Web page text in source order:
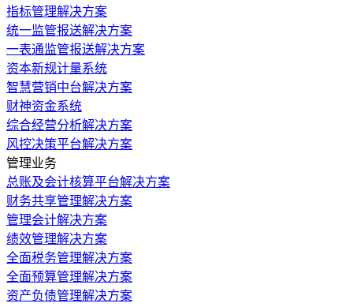
指标管理解决方案
统一监管报送解决方案
一表通监管报送解决方案
资本新规计量系统
智慧营销中台解决方案
财神资金系统
综合经营分析解决方案
风控决策平台解决方案
管理业务
总账及会计核算平台解决方案
财务共享管理解决方案
管理会计解决方案
绩效管理解决方案
全面税务管理解决方案
全面预算管理解决方案
资产负债管理解决方案